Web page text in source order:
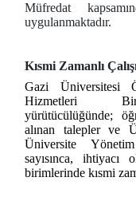
Müfredat
uygulanmaktadır.
Kısmi Zamanlı
Gazi Üniversitesi
Hizmetleri
yürütücülüğünde;
alınan talepler ve
Üniversite
sayısınca,
birimlerinde kısmi